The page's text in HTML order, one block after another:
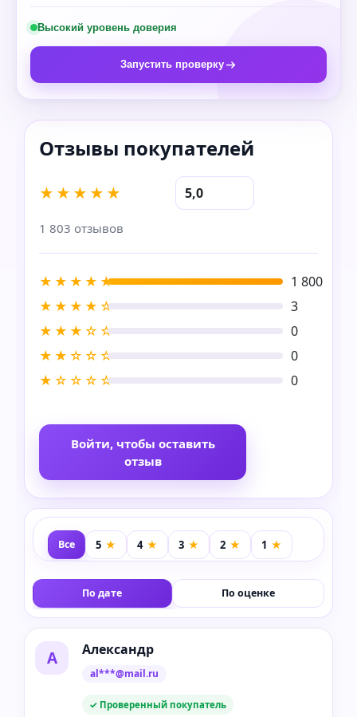
Высокий уровень доверия
Запустить проверку
★★★★★ 5,0
1 803 отзывов
★★★★★
1 800
★★★★☆
3
★★★☆☆
0
★★☆☆☆
0
★☆☆☆☆
0
Войти, чтобы оставить
отзыв
Все
По дате По оценке
А Александр
al***@mail.ru
✓ Проверенный покупатель